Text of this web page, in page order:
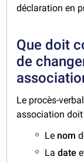
déclaration en
Que doit
de
Le procès-
association
Le nom
La date